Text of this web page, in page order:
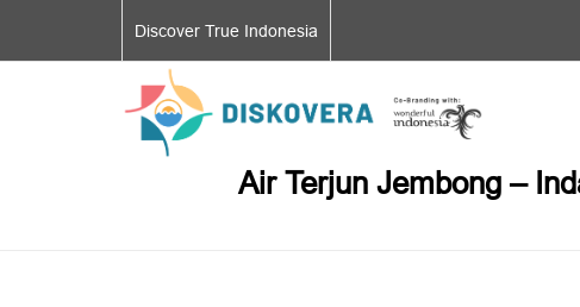
Discover True Indonesia
Air Terjun Jembong –